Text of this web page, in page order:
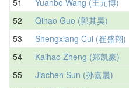
52 Qihao Guo (郭其昊)
53 Shengxiang Cui (崔盛翔)
54 Kaihao Zheng (郑凯豪)
55 Jiachen Sun (孙嘉晨)